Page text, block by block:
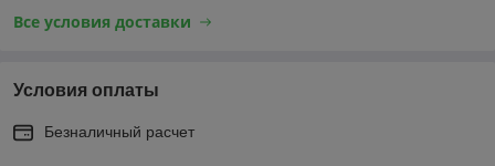
Все условия доставки
Условия оплаты
Безналичный расчет